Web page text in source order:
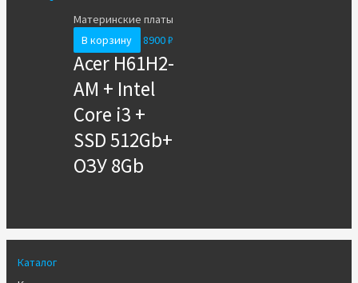
Каталог
Материнские платы
В корзину
8900₽
Acer H61H2-
AM + Intel
Core i3 +
SSD 512Gb+
ОЗУ 8Gb